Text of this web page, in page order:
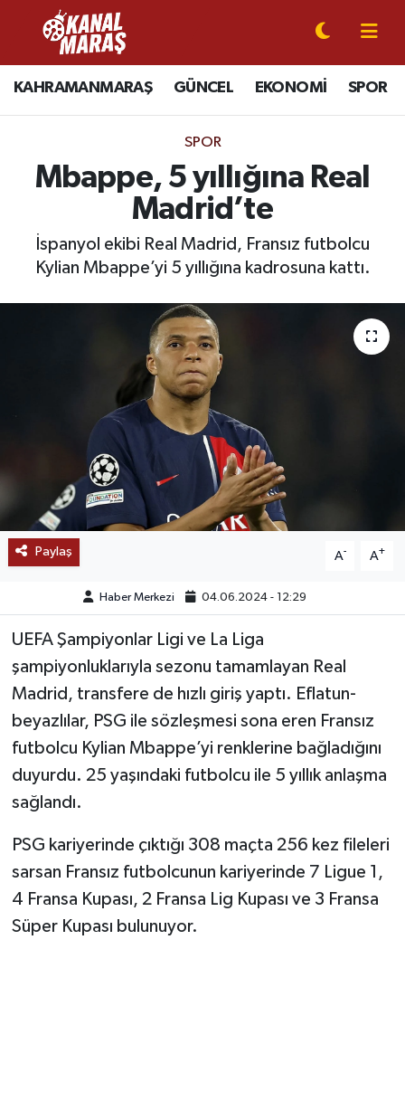
KAHRAMANMARAŞ GÜNCEL EKONOMİ SPOR
SPOR
Mbappe, 5 yıllığına Real
Madrid’te
İspanyol ekibi Real Madrid, Fransız futbolcu
Kylian Mbappe’yi 5 yıllığına kadrosuna kattı.
Paylaş A- A+
Haber Merkezi 04.06.2024 - 12:29
UEFA Şampiyonlar Ligi ve La Liga
şampiyonluklarıyla sezonu tamamlayan Real
Madrid, transfere de hızlı giriş yaptı. Eflatun-
beyazlılar, PSG ile sözleşmesi sona eren Fransız
futbolcu Kylian Mbappe’yi renklerine bağladığını
duyurdu. 25 yaşındaki futbolcu ile 5 yıllık anlaşma
sağlandı.
PSG kariyerinde çıktığı 308 maçta 256 kez fileleri
sarsan Fransız futbolcunun kariyerinde 7 Ligue 1,
4 Fransa Kupası, 2 Fransa Lig Kupası ve 3 Fransa
Süper Kupası bulunuyor.
CANLI YAYIN
KAHRAMANMARAŞ
SİYASET
MAGAZİN
SAĞLIK
EĞİTİM
BÖLGE
DÜNYA
TREND
MEDYA
OTOMOTİV
TEKNOLOJİ
YAŞAM
Kahramanmaraş Nöbetçi Eczaneler
Kahramanmaraş Hava Durumu
Kahramanmaraş Trafik Yoğunluk Haritası
Süper Lig Puan Durumu ve Fikstür
Son Dakika Haberleri
Haber Arşivi